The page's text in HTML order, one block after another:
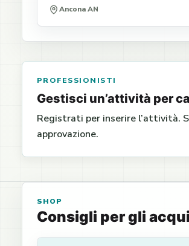
Ancona AN
PROFESSIONISTI
Gestisci un’attività per
Registrati per inserire l’attività.
approvazione.
SHOP
Consigli per gli